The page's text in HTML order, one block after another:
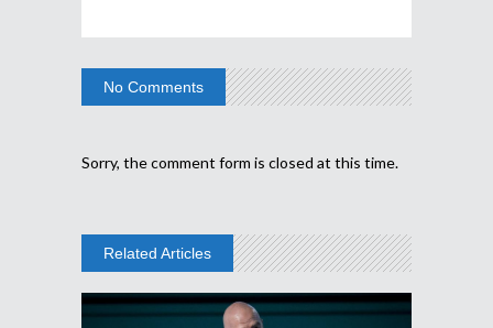
No Comments
Sorry, the comment form is closed at this time.
Related Articles